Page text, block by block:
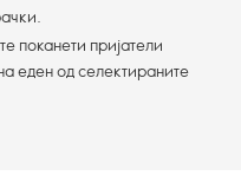
поканети пријатели
еден од селектираните